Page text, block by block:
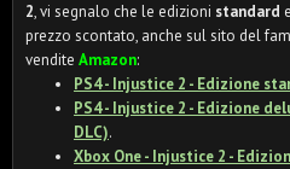
2, vi segnalo che le edizioni standard e
prezzo scontato, anche sul sito del
vendite Amazon:
PS4 - Injustice 2 - Edizione
PS4 - Injustice 2 - Edizione
DLC).
Xbox One - Injustice 2 -